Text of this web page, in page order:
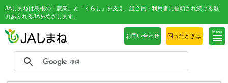
JAしまねは島根の「農業」と「くらし」を支え、組合員・利用者に信頼され続ける魅
力あふれるJAをめざします。
Menu
お問い合わせ 困ったときは